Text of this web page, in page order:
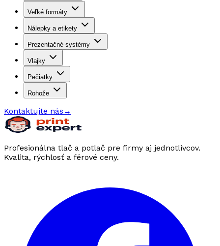
Veľké formáty
Nálepky a etikety
Prezentačné systémy
Vlajky
Pečiatky
Rohože
Kontaktujte nás →
Profesionálna tlač a potlač pre firmy aj jednotlivcov.
Kvalita, rýchlosť a férové ceny.